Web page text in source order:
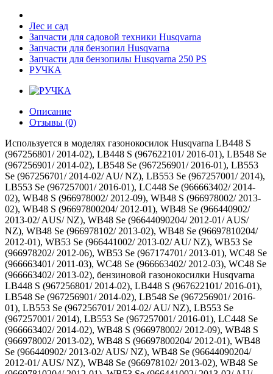
Лес и сад
Запчасти для садовой техники Husqvarna
Запчасти для бензопил Husqvarna
Запчасти для бензопилы Husqvarna 250 PS
РУЧКА
Описание
Отзывы (0)
Используется в моделях газонокосилок Husqvarna LB448 S
(967256801/ 2014-02), LB448 S (967622101/ 2016-01), LB548 Se
(967256901/ 2014-02), LB548 Se (967256901/ 2016-01), LB553
Se (967256701/ 2014-02/ AU/ NZ), LB553 Se (967257001/ 2014),
LB553 Se (967257001/ 2016-01), LC448 Se (966663402/ 2014-
02), WB48 S (966978002/ 2012-09), WB48 S (966978002/ 2013-
02), WB48 S (96697800204/ 2012-01), WB48 Se (966440902/
2013-02/ AUS/ NZ), WB48 Se (96644090204/ 2012-01/ AUS/
NZ), WB48 Se (966978102/ 2013-02), WB48 Se (96697810204/
2012-01), WB53 Se (966441002/ 2013-02/ AU/ NZ), WB53 Se
(966978202/ 2012-06), WB53 Se (967174701/ 2013-01), WC48 Se
(966663401/ 2011-03), WC48 Se (966663402/ 2012-03), WC48 Se
(966663402/ 2013-02), бензиновой газонокосилки Husqvarna
LB448 S (967256801/ 2014-02), LB448 S (967622101/ 2016-01),
LB548 Se (967256901/ 2014-02), LB548 Se (967256901/ 2016-
01), LB553 Se (967256701/ 2014-02/ AU/ NZ), LB553 Se
(967257001/ 2014), LB553 Se (967257001/ 2016-01), LC448 Se
(966663402/ 2014-02), WB48 S (966978002/ 2012-09), WB48 S
(966978002/ 2013-02), WB48 S (96697800204/ 2012-01), WB48
Se (966440902/ 2013-02/ AUS/ NZ), WB48 Se (96644090204/
2012-01/ AUS/ NZ), WB48 Se (966978102/ 2013-02), WB48 Se